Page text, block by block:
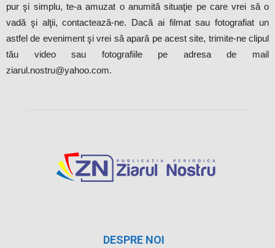
pur şi simplu, te-a amuzat o anumită situaţie pe care vrei să o
vadă şi alţii, contactează-ne. Dacă ai filmat sau fotografiat un
astfel de eveniment şi vrei să apară pe acest site, trimite-ne clipul
tău video sau fotografiile pe adresa de mail
ziarul.nostru@yahoo.com.
DESPRE NOI